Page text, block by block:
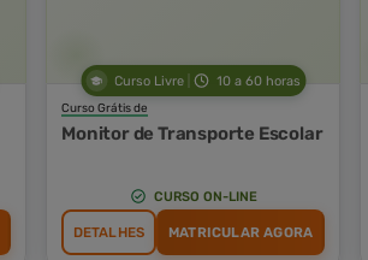
Curso Livre 10 a 60 horas
Curso Grátis de
Monitor de Transporte Escolar
CURSO ON-LINE
DETALHES MATRICULAR AGORA